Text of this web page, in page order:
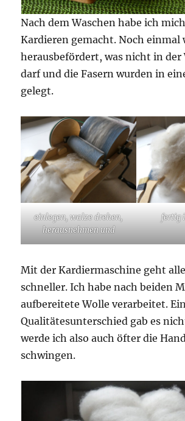
Nach dem Waschen habe ich
Kardieren gemacht. Noch einmal
herausbefördert, was nicht in der
darf und die Fasern wurden in
gelegt.
einlegen, walze drehen,
herausnehmen und
fertig
Mit der Kardiermaschine geht
schneller. Ich habe nach beiden
aufbereitete Wolle verarbeitet.
Qualitätesunterschied gab es
werde ich also auch öfter die
schwingen.